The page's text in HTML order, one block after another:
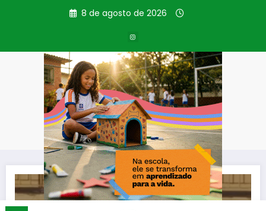
8 de agosto de 2026
Tag: Caos
Página inicial Caos